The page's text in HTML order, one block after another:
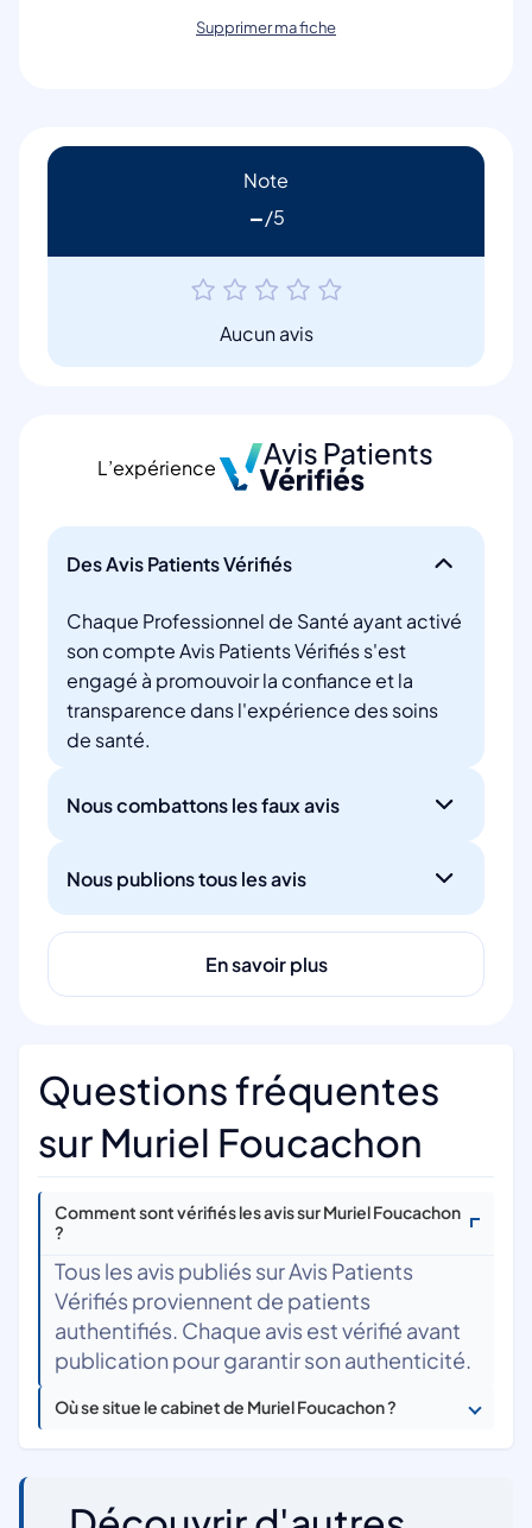
Supprimer ma fiche
Note
-
Aucun avis
L’expérience
Des Avis Patients Vérifiés
Chaque Professionnel de Santé ayant activé
son compte Avis Patients Vérifiés s'est
engagé à promouvoir la confiance et la
transparence dans l'expérience des soins
de santé.
Nous combattons les faux avis
Nous publions tous les avis
En savoir plus
Questions fréquentes
sur Muriel Foucachon
Comment sont vérifiés les avis sur Muriel Foucachon
?
Tous les avis publiés sur Avis Patients
Vérifiés proviennent de patients
authentifiés. Chaque avis est vérifié avant
publication pour garantir son authenticité.
Où se situe le cabinet de Muriel Foucachon ?